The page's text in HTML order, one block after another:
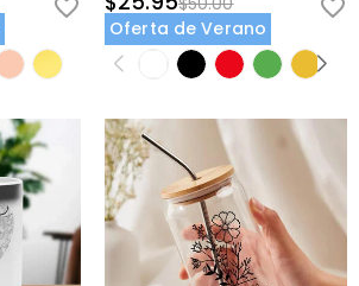
Oferta de Verano